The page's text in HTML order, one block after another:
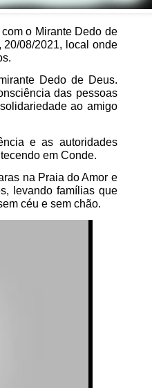
o Mirante Dedo de
20/08/2021, local onde
Dedo de Deus.
das pessoas
ao amigo
e as autoridades
em Conde.
na Praia do Amor e
levando famílias que
céu e sem chão.